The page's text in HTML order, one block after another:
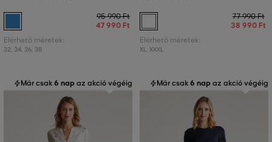
95 990 Ft
47 990 Ft
Elérhető méretek:
32, 34, 36, 38
77 990 Ft
38 990 Ft
Elérhető méretek:
XL, XXXL
Már csak6 nap az akció végéig Már csak6 nap az akció végéig